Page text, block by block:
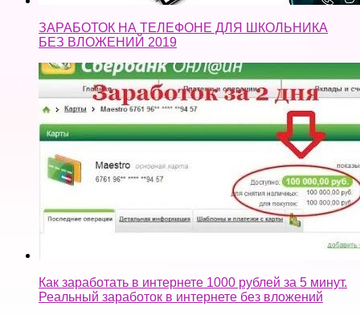
ЗАРАБОТОК НА ТЕЛЕФОНЕ ДЛЯ ШКОЛЬНИКА
БЕЗ ВЛОЖЕНИЙ 2019
Как заработать в интернете 1000 рублей за 5 минут.
Реальный заработок в интернете без вложений